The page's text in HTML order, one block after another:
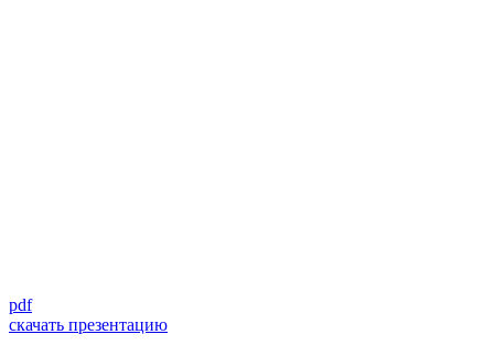
pdf
скачать презентацию